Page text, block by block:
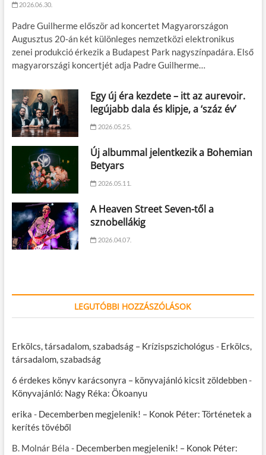
2026.06.30.
Padre Guilherme először ad koncertet Magyarországon
Augusztus 20-án két különleges nemzetközi elektronikus
zenei produkció érkezik a Budapest Park nagyszínpadára. Első
magyarországi koncertjét adja Padre Guilherme…
Egy új éra kezdete – itt az aurevoir.
legújabb dala és klipje, a ‘száz év’
2026.05.25.
Új albummal jelentkezik a Bohemian
Betyars
2026.05.11.
A Heaven Street Seven-től a
sznobellákig
2026.04.07.
LEGUTÓBBI HOZZÁSZÓLÁSOK
Erkölcs, társadalom, szabadság – Krízispszichológus - Erkölcs,
társadalom, szabadság
6 érdekes könyv karácsonyra – könyvajánló kicsit zöldebben-
Könyvajánló: Nagy Réka: Ökoanyu
erika - Decemberben megjelenik! – Konok Péter: Történetek a
kerítés tövéből
B. Molnár Béla - Decemberben megjelenik! – Konok Péter: